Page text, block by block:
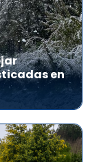
en